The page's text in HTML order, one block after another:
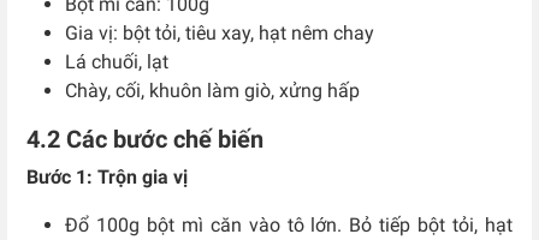
Gia vị: bột tỏi, tiêu xay, hạt nêm chay
Lá chuối, lạt
Chày, cối, khuôn làm giò, xửng hấp
4.2 Các bước chế biến
Bước 1: Trộn gia vị
Đổ 100g bột mì căn vào tô lớn. Bỏ tiếp bột tỏi, hạt